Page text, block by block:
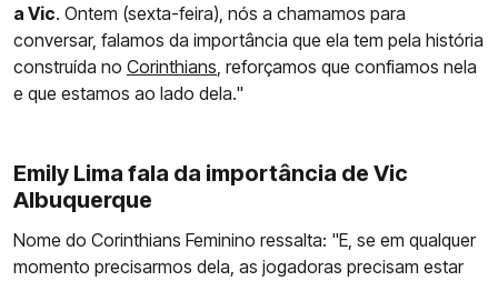
a Vic. Ontem (sexta-feira), nós a chamamos para
conversar, falamos da importância que ela tem pela história
construída no Corinthians, reforçamos que confiamos nela
e que estamos ao lado dela."
Emily Lima fala da importância de Vic
Albuquerque
Nome do Corinthians Feminino ressalta: "E, se em qualquer
momento precisarmos dela, as jogadoras precisam estar